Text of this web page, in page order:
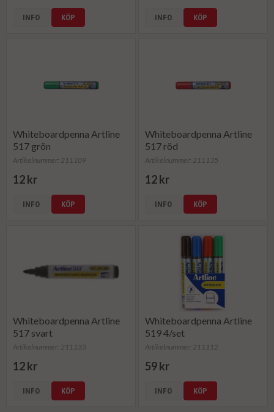
INFO KÖP INFO KÖP
Whiteboardpenna Artline
517 grön
Artikelnummer: 211109
12 kr
INFO KÖP
Whiteboardpenna Artline
517 röd
Artikelnummer: 211135
12 kr
INFO KÖP
Whiteboardpenna Artline
517 svart
Artikelnummer: 211133
12 kr
INFO KÖP
Whiteboardpenna Artline
519 4/set
Artikelnummer: 211112
59 kr
INFO KÖP